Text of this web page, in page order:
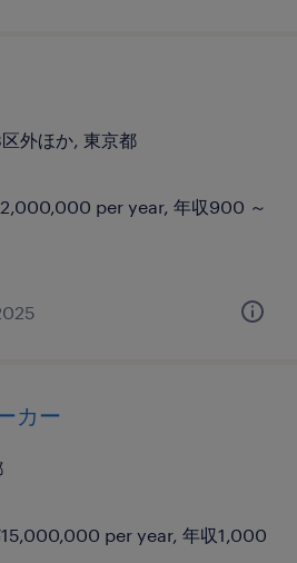
外ほか, 東京都
per year, 年収900 ～
カー
per year, 年収1,000